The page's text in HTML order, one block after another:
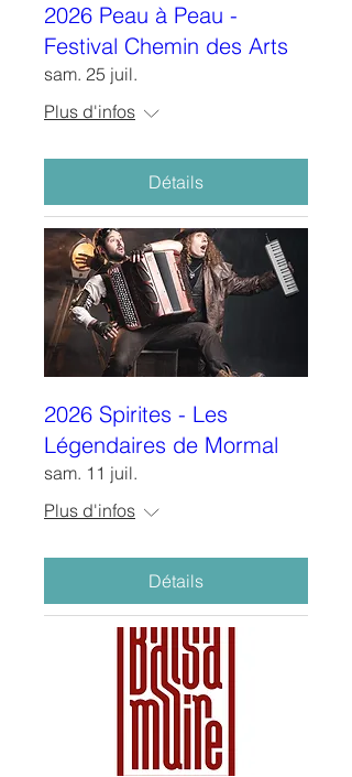
2026 Peau à Peau -
Festival Chemin des Arts
sam. 25 juil.
Plus d'infos
Détails
2026 Spirites - Les
Légendaires de Mormal
sam. 11 juil.
Plus d'infos
Détails